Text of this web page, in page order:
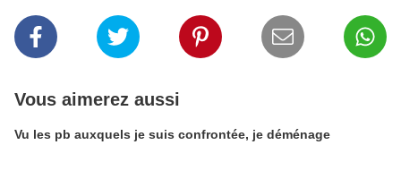
Vous aimerez aussi
Vu les pb auxquels je suis confrontée, je déménage